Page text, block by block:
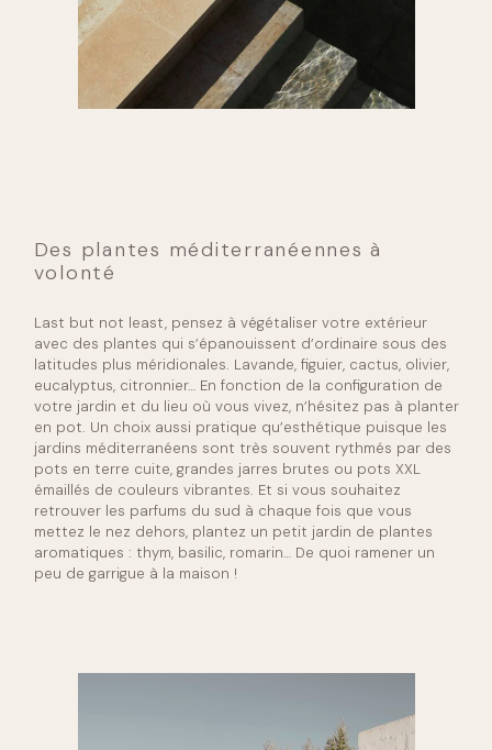
Des plantes méditerranéennes à
volonté
Last but not least, pensez à végétaliser votre extérieur
avec des plantes qui s’épanouissent d’ordinaire sous des
latitudes plus méridionales. Lavande, figuier, cactus, olivier,
eucalyptus, citronnier… En fonction de la configuration de
votre jardin et du lieu où vous vivez, n’hésitez pas à planter
en pot. Un choix aussi pratique qu’esthétique puisque les
jardins méditerranéens sont très souvent rythmés par des
pots en terre cuite, grandes jarres brutes ou pots XXL
émaillés de couleurs vibrantes. Et si vous souhaitez
retrouver les parfums du sud à chaque fois que vous
mettez le nez dehors, plantez un petit jardin de plantes
aromatiques : thym, basilic, romarin… De quoi ramener un
peu de garrigue à la maison !